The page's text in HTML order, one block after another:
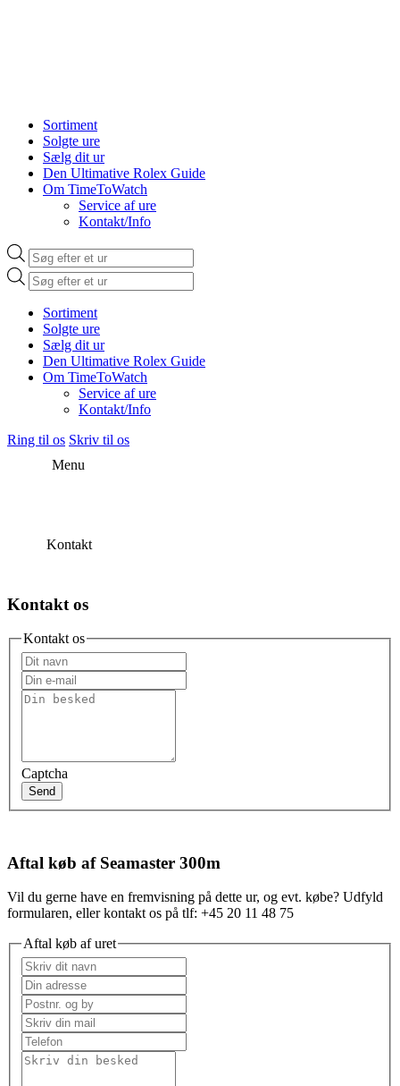
Sortiment
Solgte ure
Sælg dit ur
Den Ultimative Rolex Guide
Om TimeToWatch
Service af ure
Kontakt/Info
Products
search
Products
search
Sortiment
Solgte ure
Sælg dit ur
Den Ultimative Rolex Guide
Om TimeToWatch
Service af ure
Kontakt/Info
Ring til os Skriv til os
Menu
Kontakt
Kontakt os
Kontakt os
Captcha
Send
Aftal køb af Seamaster 300m
Vil du gerne have en fremvisning på dette ur, og evt. købe? Udfyld
formularen, eller kontakt os på tlf: +45 20 11 48 75
Aftal køb af uret